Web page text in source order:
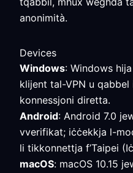
anonimità.
Devices
Windows: Windows
klijent tal-VPN u qabbel
konnessjoni diretta.
Android: Android 7.0
vverifikat; iċċekkja l-
li tikkonnettja f’Taipei
macOS: macOS 10.15